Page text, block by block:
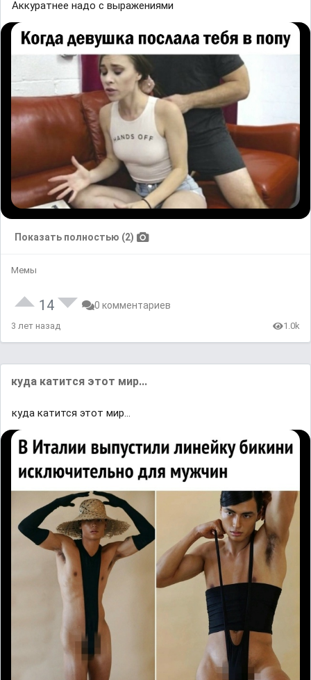
Аккуратнее надо с выражениями
Показать полностью (2)
Мемы
14 0 комментариев
3 лет назад 1.0k
куда катится этот мир...
куда катится этот мир...